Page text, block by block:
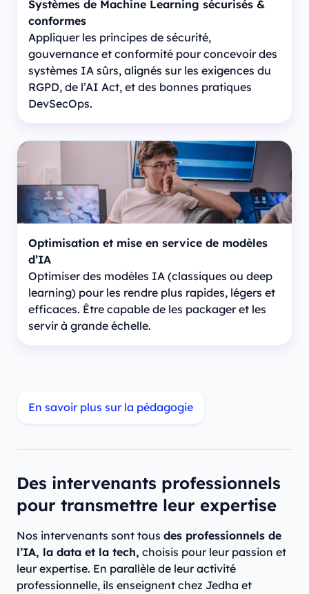
Systèmes de Machine Learning sécurisés &
conformes
Appliquer les principes de sécurité,
gouvernance et conformité pour concevoir des
systèmes IA sûrs, alignés sur les exigences du
RGPD, de l’AI Act, et des bonnes pratiques
DevSecOps.
Optimisation et mise en service de modèles
d’IA
Optimiser des modèles IA (classiques ou deep
learning) pour les rendre plus rapides, légers et
efficaces. Être capable de les packager et les
servir à grande échelle.
En savoir plus sur la pédagogie
Des intervenants professionnels
pour transmettre leur expertise
Nos intervenants sont tous des professionnels de
l’IA, la data et la tech, choisis pour leur passion et
leur expertise. En parallèle de leur activité
professionnelle, ils enseignent chez Jedha et